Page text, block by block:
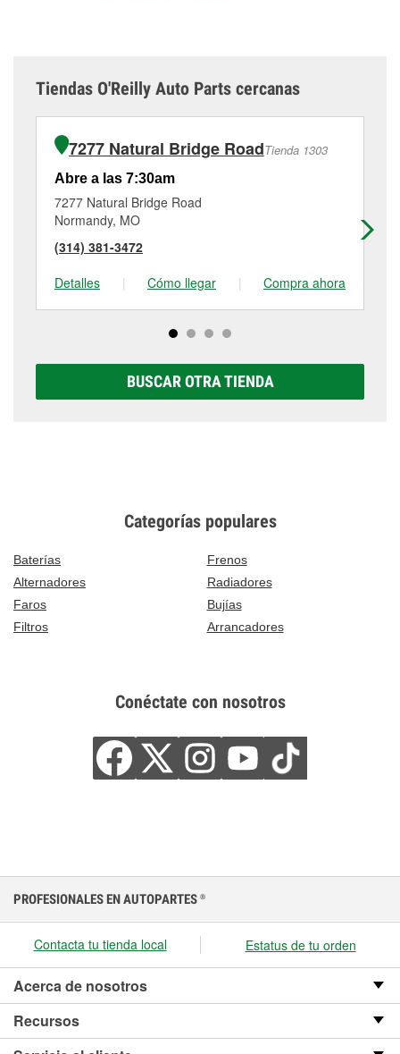
Tiendas O'Reilly Auto Parts cercanas
7277 Natural Bridge RoadTienda 1303
Abre a las 7:30am
7277 Natural Bridge Road
Normandy, MO
(314) 381-3472
Detalles
| Cómo llegar | Compra ahora
BUSCAR OTRA TIENDA
Categorías populares
Baterías
Frenos
Alternadores
Radiadores
Faros
Bujías
Filtros
Arrancadores
Conéctate con nosotros
PROFESIONALES EN AUTOPARTES ®
Contacta tu tienda local Estatus de tu orden
Acerca de nosotros
Recursos